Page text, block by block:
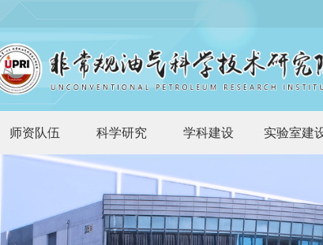
师资队伍 科学研究 学科建设 实验室建